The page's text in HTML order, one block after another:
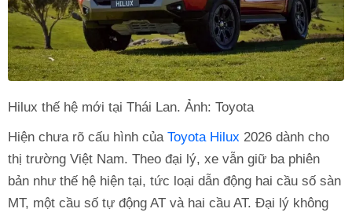
Hilux thế hệ mới tại Thái Lan. Ảnh: Toyota
Hiện chưa rõ cấu hình của Toyota Hilux 2026 dành cho
thị trường Việt Nam. Theo đại lý, xe vẫn giữ ba phiên
bản như thế hệ hiện tại, tức loại dẫn động hai cầu số sàn
MT, một cầu số tự động AT và hai cầu AT. Đại lý không